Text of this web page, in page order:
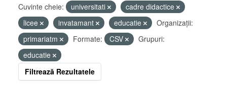
Cuvinte cheie: universitati
cadre didactice
licee
invatamant educatie
Organizații:
primariatm
Formate: CSV
Grupuri:
educatie
Filtrează Rezultatele